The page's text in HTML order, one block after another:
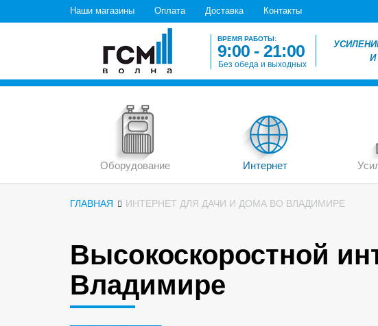
Наши магазины Оплата Доставка Контакты
ВРЕМЯ РАБОТЫ:
9:00 - 21:00
Без обеда и выходных
И
Оборудование Интернет
ГЛАВНАЯ ИНТЕРНЕТ ДЛЯ ДАЧИ И ДОМА ВО ВЛАДИМИРЕ
Высокоскоростной
Владимире